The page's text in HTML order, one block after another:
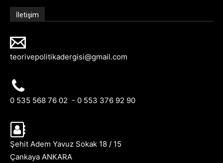
İletişim
teorivepolitikadergisi@gmail.com
0 535 568 76 02 - 0 553 376 92 90
Şehit Adem Yavuz Sokak 18 / 15
Çankaya ANKARA